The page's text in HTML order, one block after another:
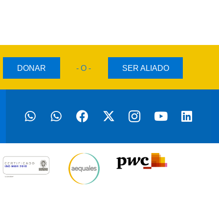
DONAR - O - SER ALIADO